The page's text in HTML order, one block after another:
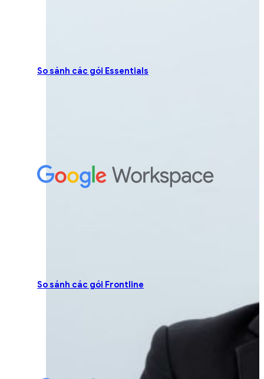
So sánh các gói Essentials
So sánh các gói Frontline